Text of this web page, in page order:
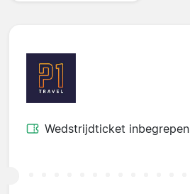
Wedstrijdticket inbegrepen